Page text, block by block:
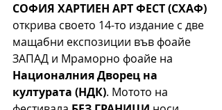
СОФИЯ ХАРТИЕН АРТ ФЕСТ (СХАФ)
открива своето 14-то издание с две
мащабни експозиции във фоайе
ЗАПАД и Мраморно фоайе на
Националния Дворец на
културата (НДК). Мотото на